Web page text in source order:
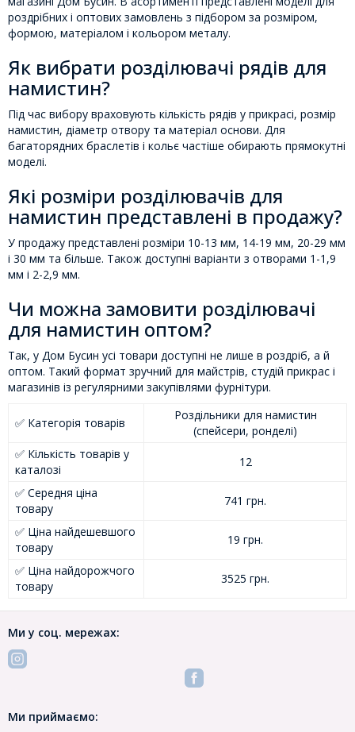
роздрібних і оптових замовлень з підбором за розміром,
формою, матеріалом і кольором металу.
Як вибрати розділювачі рядів для
намистин?
Під час вибору враховують кількість рядів у прикрасі, розмір
намистин, діаметр отвору та матеріал основи. Для
багаторядних браслетів і кольє частіше обирають прямокутні
моделі.
Які розміри розділювачів для
намистин представлені в продажу?
У продажу представлені розміри 10-13 мм, 14-19 мм, 20-29 мм
і 30 мм та більше. Також доступні варіанти з отворами 1-1,9
мм і 2-2,9 мм.
Чи можна замовити розділювачі
для намистин оптом?
Так, у Дом Бусин усі товари доступні не лише в роздріб, а й
оптом. Такий формат зручний для майстрів, студій прикрас і
магазинів із регулярними закупівлями фурнітури.
✅ Категорія товарів
Роздільники для намистин
(спейсери, ронделі)
✅ Кількість товарів у
каталозі
12
✅ Середня ціна
товару
741 грн.
✅ Ціна найдешевшого
товару
19 грн.
✅ Ціна найдорожчого
товару
3525 грн.
Ми у соц. мережах:
Ми приймаємо: